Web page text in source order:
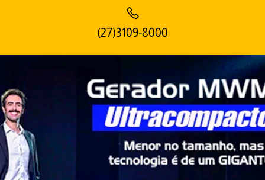
(27)3109-8000